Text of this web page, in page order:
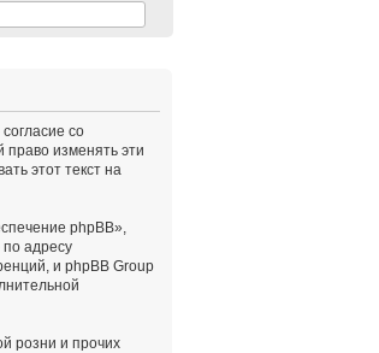
со
изменять эти
этот текст на
phpBB»,
адресу
и phpBB Group
розни и прочих